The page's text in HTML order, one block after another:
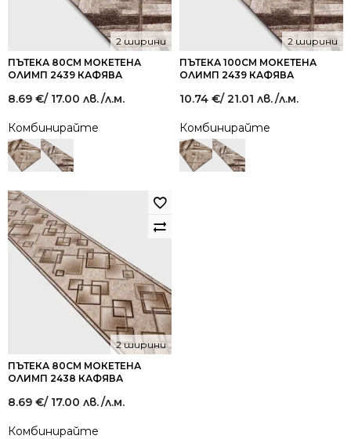
ПЪТЕКА 80СМ МОКЕТЕНА
ОЛИМП 2439 КАФЯВА
2 ширини
8.69 €/ 17.00 лв./л.м.
Комбинирайте
ПЪТЕКА 100СМ МОКЕТЕНА
ОЛИМП 2439 КАФЯВА
2 ширини
10.74 €/ 21.01 лв./л.м.
Комбинирайте
ПЪТЕКА 80СМ МОКЕТЕНА
ОЛИМП 2438 КАФЯВА
2 ширини
8.69 €/ 17.00 лв./л.м.
Комбинирайте